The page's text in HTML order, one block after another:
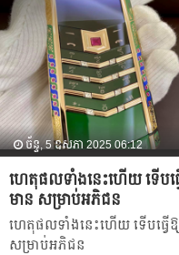
ច័ន្ទ, 5 ឧសភា 2025 06:12
ហេតុផលទាំងនេះហើយ ទើបធ្វ
មាន សម្រាប់អភិជន
ហេតុផលទាំងនេះហើយ ទើបធ្វើឱ្
សម្រាប់អភិជន